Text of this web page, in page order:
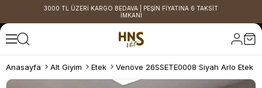
3000 TL ÜZERİ KARGO BEDAVA | PEŞİN FİYATINA 6 TAKSİT
İMKANI
Anasayfa Alt Giyim Etek Venöve 26SSETE0008 Siyah Arlo Etek